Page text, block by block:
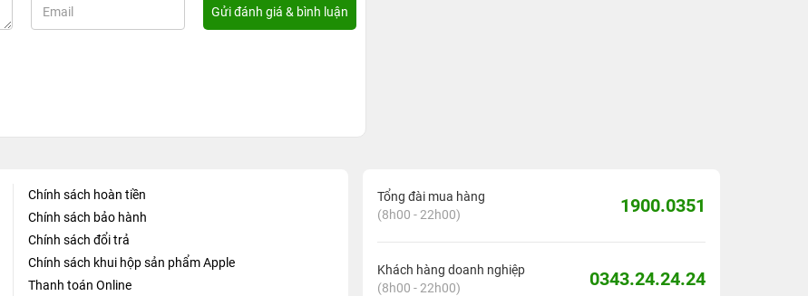
Chính sách hoàn tiền
Chính sách bảo hành
Chính sách đổi trả
Chính sách khui hộp sản phẩm Apple
Thanh toán Online
Tổng đài mua hàng
(8h00 - 22h00)
1900.0351
Khách hàng doanh nghiệp
(8h00 - 22h00)
0343.24.24.24